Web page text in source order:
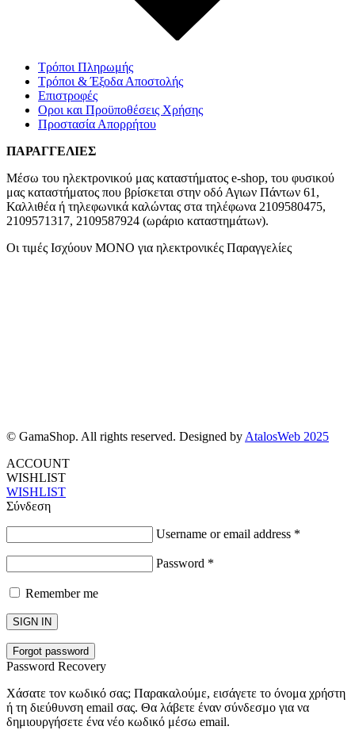
Τρόποι Πληρωμής
Τρόποι & Έξοδα Αποστολής
Επιστροφές
Οροι και Προϋποθέσεις Χρήσης
Προστασία Απορρήτου
ΠΑΡΑΓΓΕΛΙΕΣ
Μέσω του ηλεκτρονικού μας καταστήματος e-shop, του φυσικού
μας καταστήματος που βρίσκεται στην οδό Αγιων Πάντων 61,
Καλλιθέα ή τηλεφωνικά καλώντας στα τηλέφωνα 2109580475,
2109571317, 2109587924 (ωράριο καταστημάτων).
Οι τιμές Ισχύουν ΜΟΝΟ για ηλεκτρονικές Παραγγελίες
© GamaShop. All rights reserved. Designed by AtalosWeb 2025
ACCOUNT
WISHLIST
WISHLIST
Σύνδεση
Username or email address *
Password *
Remember me
SIGN IN
Forgot password
Password Recovery
Χάσατε τον κωδικό σας; Παρακαλούμε, εισάγετε το όνομα χρήστη
ή τη διεύθυνση email σας. Θα λάβετε έναν σύνδεσμο για να
δημιουργήσετε ένα νέο κωδικό μέσω email.